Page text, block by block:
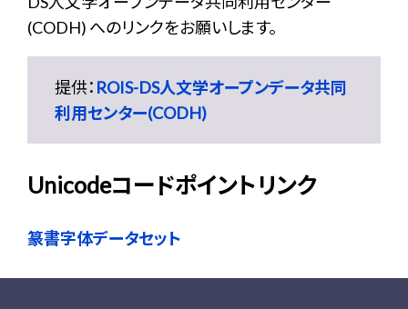
(CODH) へのリンクをお願いします。
提供： ROIS-DS人文学オープンデータ共同
利用センター(CODH)
Unicodeコードポイントリンク
篆書字体データセット